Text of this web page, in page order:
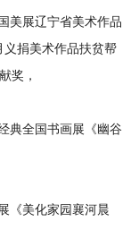
美展辽宁省美术作品
捐美术作品扶贫帮
奖，
典全国书画展《幽谷
《美化家园襄河晨